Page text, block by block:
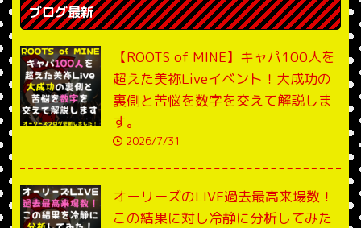
ブログ最新
【ROOTS of MINE】キャパ100人を
超えた美祢Liveイベント！大成功の
裏側と苦悩を数字を交えて解説しま
す。
2026/7/31
オーリーズのLIVE過去最高来場数！
この結果に対し冷静に分析してみた